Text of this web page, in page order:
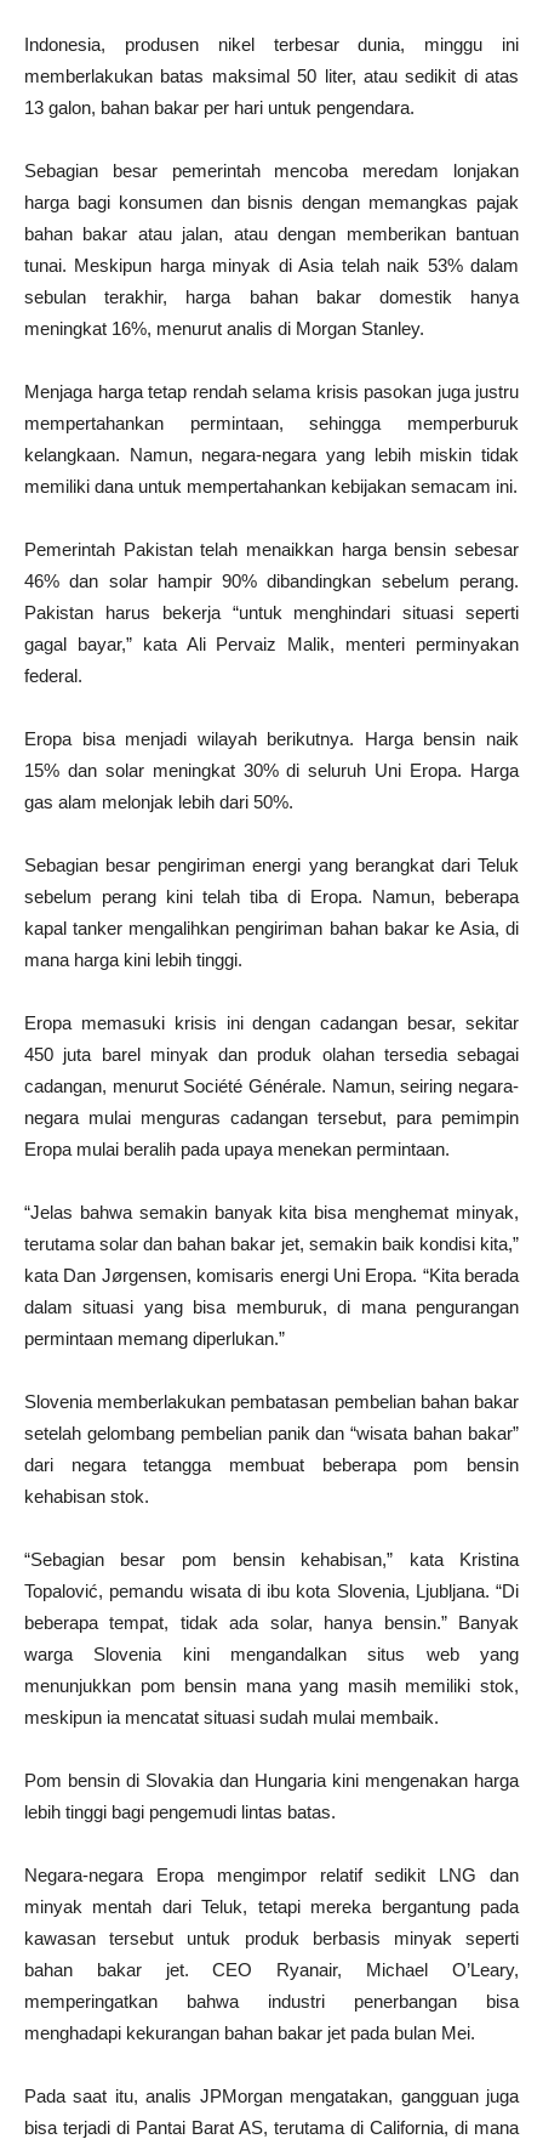
Indonesia, produsen nikel terbesar dunia, minggu ini
memberlakukan batas maksimal 50 liter, atau sedikit di atas
13 galon, bahan bakar per hari untuk pengendara.
Sebagian besar pemerintah mencoba meredam lonjakan
harga bagi konsumen dan bisnis dengan memangkas pajak
bahan bakar atau jalan, atau dengan memberikan bantuan
tunai. Meskipun harga minyak di Asia telah naik 53% dalam
sebulan terakhir, harga bahan bakar domestik hanya
meningkat 16%, menurut analis di Morgan Stanley.
Menjaga harga tetap rendah selama krisis pasokan juga justru
mempertahankan permintaan, sehingga memperburuk
kelangkaan. Namun, negara-negara yang lebih miskin tidak
memiliki dana untuk mempertahankan kebijakan semacam ini.
Pemerintah Pakistan telah menaikkan harga bensin sebesar
46% dan solar hampir 90% dibandingkan sebelum perang.
Pakistan harus bekerja “untuk menghindari situasi seperti
gagal bayar,” kata Ali Pervaiz Malik, menteri perminyakan
federal.
Eropa bisa menjadi wilayah berikutnya. Harga bensin naik
15% dan solar meningkat 30% di seluruh Uni Eropa. Harga
gas alam melonjak lebih dari 50%.
Sebagian besar pengiriman energi yang berangkat dari Teluk
sebelum perang kini telah tiba di Eropa. Namun, beberapa
kapal tanker mengalihkan pengiriman bahan bakar ke Asia, di
mana harga kini lebih tinggi.
Eropa memasuki krisis ini dengan cadangan besar, sekitar
450 juta barel minyak dan produk olahan tersedia sebagai
cadangan, menurut Société Générale. Namun, seiring negara-
negara mulai menguras cadangan tersebut, para pemimpin
Eropa mulai beralih pada upaya menekan permintaan.
“Jelas bahwa semakin banyak kita bisa menghemat minyak,
terutama solar dan bahan bakar jet, semakin baik kondisi kita,”
kata Dan Jørgensen, komisaris energi Uni Eropa. “Kita berada
dalam situasi yang bisa memburuk, di mana pengurangan
permintaan memang diperlukan.”
Slovenia memberlakukan pembatasan pembelian bahan bakar
setelah gelombang pembelian panik dan “wisata bahan bakar”
dari negara tetangga membuat beberapa pom bensin
kehabisan stok.
“Sebagian besar pom bensin kehabisan,” kata Kristina
Topalović, pemandu wisata di ibu kota Slovenia, Ljubljana. “Di
beberapa tempat, tidak ada solar, hanya bensin.” Banyak
warga Slovenia kini mengandalkan situs web yang
menunjukkan pom bensin mana yang masih memiliki stok,
meskipun ia mencatat situasi sudah mulai membaik.
Pom bensin di Slovakia dan Hungaria kini mengenakan harga
lebih tinggi bagi pengemudi lintas batas.
Negara-negara Eropa mengimpor relatif sedikit LNG dan
minyak mentah dari Teluk, tetapi mereka bergantung pada
kawasan tersebut untuk produk berbasis minyak seperti
bahan bakar jet. CEO Ryanair, Michael O’Leary,
memperingatkan bahwa industri penerbangan bisa
menghadapi kekurangan bahan bakar jet pada bulan Mei.
Pada saat itu, analis JPMorgan mengatakan, gangguan juga
bisa terjadi di Pantai Barat AS, terutama di California, di mana